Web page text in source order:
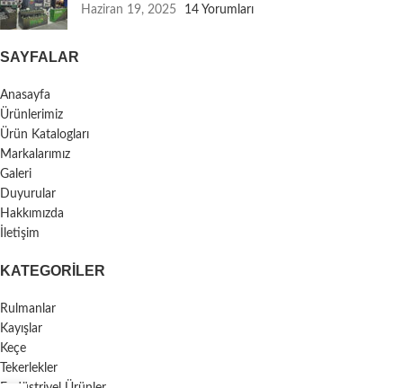
Haziran 19, 2025 14 Yorumları
SAYFALAR
Anasayfa
Ürünlerimiz
Ürün Katalogları
Markalarımız
Galeri
Duyurular
Hakkımızda
İletişim
KATEGORILER
Rulmanlar
Kayışlar
Keçe
Tekerlekler